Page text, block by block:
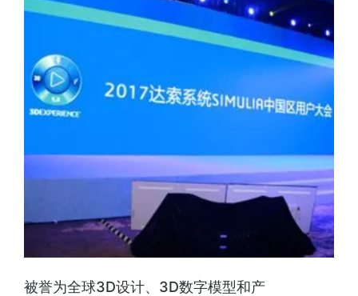
被誉为全球3D设计、3D数字模型和产